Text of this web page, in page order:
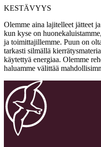
KESTÄVYYS
Olemme aina lajitelleet jätteet
kun kyse on
ja toimittajillemme. Puun on
tarkasti silmällä
käytettyä energiaa. Olemme
haluamme välittää